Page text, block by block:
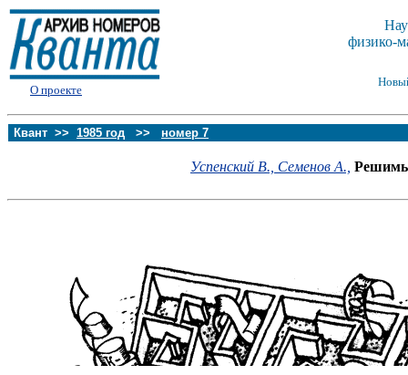
О проекте
физико-
Квант >> 1985 год >> номер 7
Успенский В., Семенов А.,